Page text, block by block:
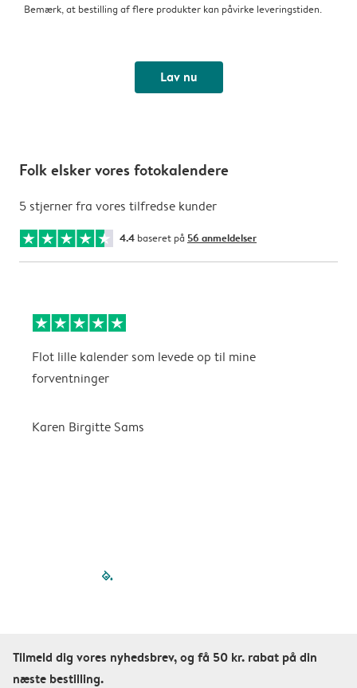
Bemærk, at bestilling af flere produkter kan påvirke leveringstiden.
Lav nu
Folk elsker vores fotokalendere
5 stjerner fra vores tilfredse kunder
4.4 baseret på 56 anmeldelser
Flot lille kalender som levede op til mine
forventninger
Karen Birgitte Sams
filled-pagination
Tilmeld dig vores nyhedsbrev, og få 50 kr. rabat på din
næste bestilling.